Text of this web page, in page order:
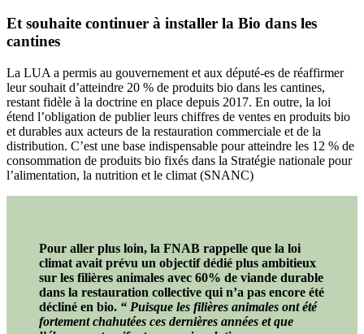
Et souhaite continuer à installer la Bio dans les
cantines
La LUA a permis au gouvernement et aux député-es de réaffirmer
leur souhait d’atteindre 20 % de produits bio dans les cantines,
restant fidèle à la doctrine en place depuis 2017. En outre, la loi
étend l’obligation de publier leurs chiffres de ventes en produits bio
et durables aux acteurs de la restauration commerciale et de la
distribution. C’est une base indispensable pour atteindre les 12 % de
consommation de produits bio fixés dans la Stratégie nationale pour
l’alimentation, la nutrition et le climat (SNANC)
Pour aller plus loin, la FNAB rappelle que la loi
climat avait prévu un objectif dédié plus ambitieux
sur les filières animales avec 60% de viande durable
dans la restauration collective qui n’a pas encore été
décliné en bio. “ Puisque les filières animales ont été
fortement chahutées ces dernières années et que